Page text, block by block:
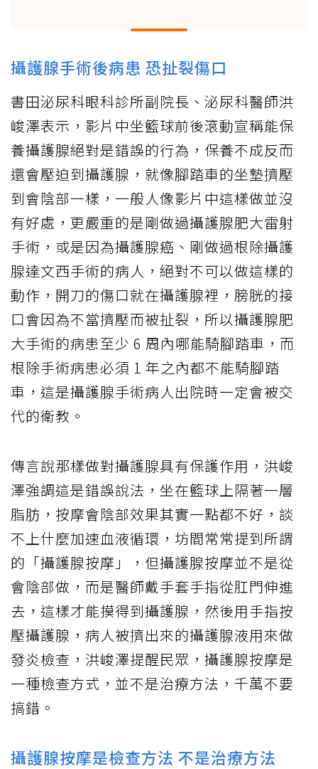
攝護腺手術後病患 恐扯裂傷口
書田泌尿科眼科診所副院長、泌尿科醫師洪
峻澤表示，影片中坐籃球前後滾動宣稱能保
養攝護腺絕對是錯誤的行為，保養不成反而
還會壓迫到攝護腺，就像腳踏車的坐墊擠壓
到會陰部一樣，一般人像影片中這樣做並沒
有好處，更嚴重的是剛做過攝護腺肥大雷射
手術，或是因為攝護腺癌、剛做過根除攝護
腺達文西手術的病人，絕對不可以做這樣的
動作，開刀的傷口就在攝護腺裡，膀胱的接
口會因為不當擠壓而被扯裂，所以攝護腺肥
大手術的病患至少 6 周內哪能騎腳踏車，而
根除手術病患必須 1 年之內都不能騎腳踏
車，這是攝護腺手術病人出院時一定會被交
代的衛教。
傳言說那樣做對攝護腺具有保護作用，洪峻
澤強調這是錯誤說法，坐在籃球上隔著一層
脂肪，按摩會陰部效果其實一點都不好，談
不上什麼加速血液循環，坊間常常提到所謂
的「攝護腺按摩」，但攝護腺按摩並不是從
會陰部做，而是醫師戴手套手指從肛門伸進
去，這樣才能摸得到攝護腺，然後用手指按
壓攝護腺，病人被擠出來的攝護腺液用來做
發炎檢查，洪峻澤提醒民眾，攝護腺按摩是
一種檢查方式，並不是治療方法，千萬不要
搞錯。
攝護腺按摩是檢查方法 不是治療方法